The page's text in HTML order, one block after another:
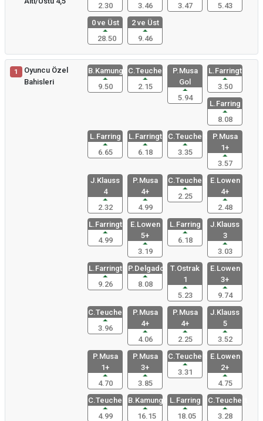
2.30
3.46
3.47
5.43
0 ve Üst
28.50
2 ve Üst
9.46
1
Oyuncu Özel
Bahisleri
B.Kamungo
9.50
C.Teuchert
2.15
P.Musa
Gol
5.94
L.Farringt
3.50
L.Farring
8.08
L.Farring
6.65
L.Farringt
6.18
C.Teuchert
3.35
P.Musa
1+
3.57
J.Klauss
4
2.32
P.Musa
4+
4.99
C.Teuchert
2.25
E.Lowen
4+
2.48
L.Farringt
4.99
E.Lowen
5+
3.19
L.Farring
6.18
J.Klauss
3
3.03
L.Farringt
9.26
P.Delgado
8.08
T.Ostrak
1
5.23
E.Lowen
3+
9.74
C.Teucher
3.96
P.Musa
4+
4.06
P.Musa
4+
2.25
J.Klauss
5
3.52
P.Musa
1+
4.70
P.Musa
3+
3.85
C.Teuchert
3.31
E.Lowen
2+
4.75
C.Teucher
4.99
B.Kamungo
16.15
L.Farring
18.05
C.Teuchert
3.28